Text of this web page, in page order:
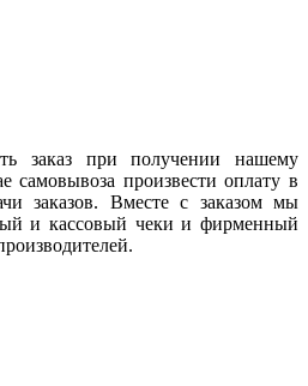
заказ при получении нашему
самовывоза произвести оплату в
заказов. Вместе с заказом мы
и кассовый чеки и фирменный